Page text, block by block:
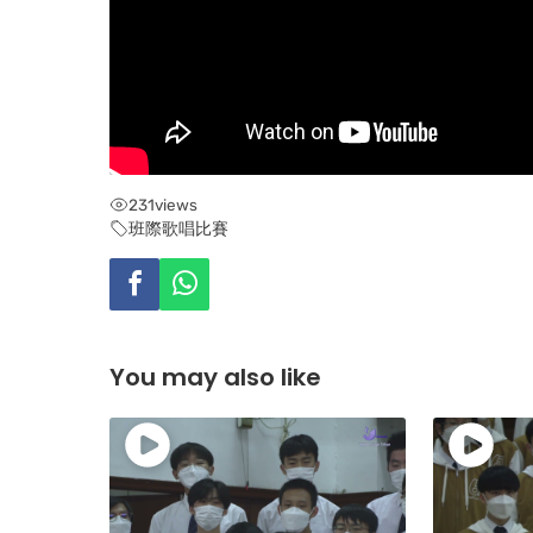
231views
班際歌唱比賽
You may also like